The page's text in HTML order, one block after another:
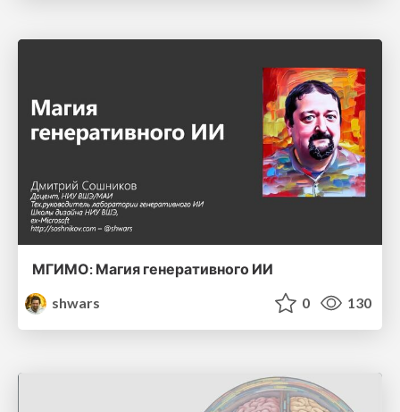
МГИМО: Магия генеративного ИИ
shwars
0 130